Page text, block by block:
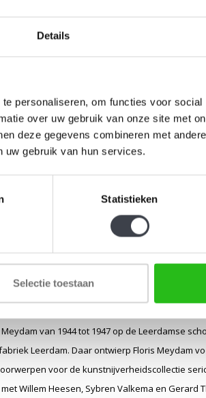
Details
personaliseren, om functies voor
over uw gebruik van onze site met
deze gegevens combineren met
uw gebruik van hun services.
Statistieken
Selectie toestaan
Meydam in dienst als assistent op de
van 1944 tot 1947 op de Leerdamse
Leerdam. Daar ontwierp Floris Meydam
voor de kunstnijverheidscollectie
Willem Heesen, Sybren Valkema en